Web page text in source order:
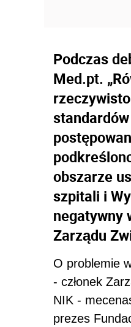
Podczas
Med.pt.
obszarze
szpitali i
negatywny
Zarządu
O problemie
- członek
NIK -
prezes